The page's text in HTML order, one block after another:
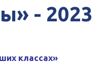
- 2023
классах»